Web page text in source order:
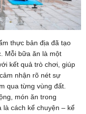
thực bản địa đã tạo
Mỗi bữa ăn là một
kết quả trò chơi, giúp
nhận rõ nét sự
qua từng vùng đất.
món ăn trong
cách kể chuyện – kể